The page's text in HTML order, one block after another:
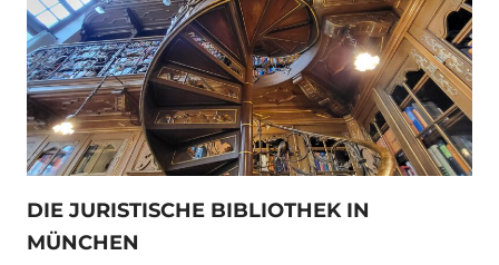
DIE JURISTISCHE BIBLIOTHEK IN
MÜNCHEN